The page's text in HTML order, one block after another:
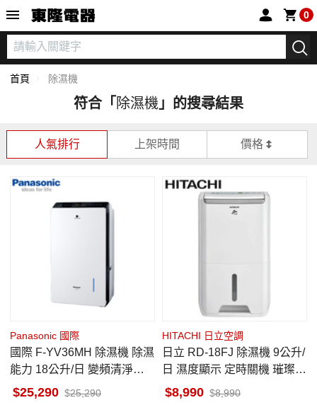
0
首頁 除濕機
符合「 除濕機 」的搜尋結果
人氣排行 上架時間 價格
Panasonic 國際
國際 F-YV36MH 除濕機 除濕
能力 18公升/日 變頻清淨型 n
anoe™ X健康科技
25,290 25,290
HITACHI 日立空調
日立 RD-18FJ 除濕機 9公升/
日 濕度顯示 定時關機 璀璨白
一級省電 高效除濕 六期0利
8,990 8,990